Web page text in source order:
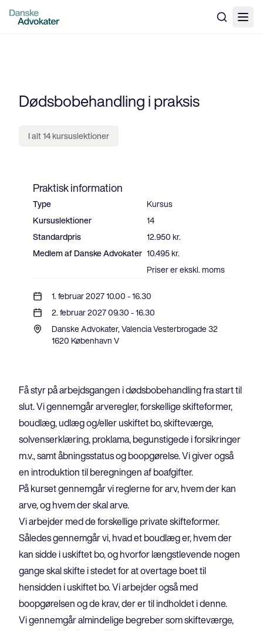
Dødsbobehandling i praksis
I alt 14 kursuslektioner
Praktisk information
Type
Kursus
Kursuslektioner
14
Standardpris
12.950 kr.
Medlem af Danske Advokater 10.495 kr.
Priser er ekskl. moms
1. februar 2027 10.00 - 16.30
2. februar 2027 09.30 - 16.30
Danske Advokater, Valencia Vesterbrogade 32
1620 København V
Få styr på arbejdsgangen i dødsbobehandling fra start til
slut. Vi gennemgår arveregler, forskellige skifteformer,
boudlæg, udlæg og/eller uskiftet bo, skifteværge,
solvenserklæring, proklama, begunstigede i forsikringer
m.v., samt åbningsstatus og boopgørelse. Vi giver også
en introduktion til beregningen af boafgifter.
På kurset gennemgår vi reglerne for arv, hvem der kan
arve, og hvem der skal arve.
Vi arbejder med de forskellige private skifteformer.
Således gennemgår vi, hvad et boudlæg er, hvem der
kan sidde i uskiftet bo, og hvorfor længstlevende nogen
gange skal skifte i stedet for at overtage boet til
hensidden i uskiftet bo. Vi arbejder også med
boopgørelsen og de krav, der er til indholdet i denne.
Vi gennemgår almindelige begreber som skifteværge,